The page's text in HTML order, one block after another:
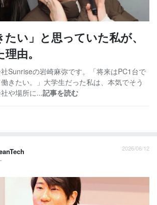
たい」と思っていた私が、
由。
Sunriseの岩崎麻弥です。「将来はPC1台で
きたい。」大学生だった私は、本気でそう
や場所に...記事を読む
2026/06/12